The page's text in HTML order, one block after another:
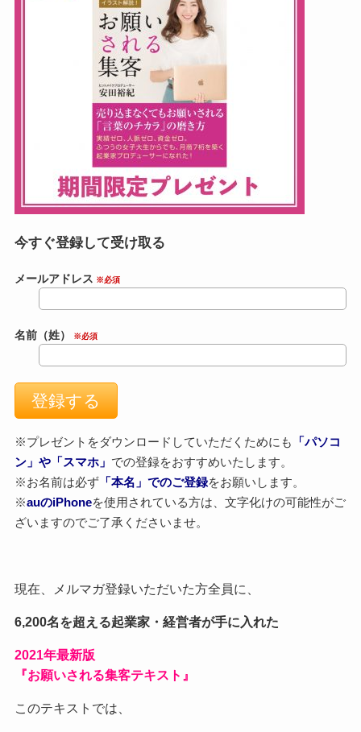
今すぐ登録して受け取る
メールアドレス ※必須
名前（姓） ※必須
※プレゼントをダウンロードしていただくためにも
「パソコ
ン」や「スマホ」 での登録をおすすめいたします。
※お名前は必ず「本名」でのご登録をお願いします。
※auのiPhoneを使用されている方は、文字化けの可能性がご
ざいますのでご了承くださいませ。
現在、メルマガ登録いただいた方全員に、
6,200名を超える起業家・経営者が手に入れた
2021年最新版
『お願いされる集客テキスト』
このテキストでは、